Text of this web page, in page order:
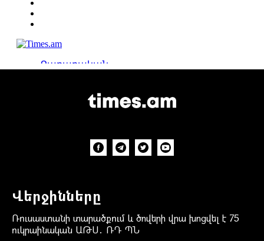
Վերջինները
Ռուսաստանի տարածքում և ծովերի վրա խոցվել է 75
ուկրաինական ԱԹՍ․ ՌԴ ՊՆ